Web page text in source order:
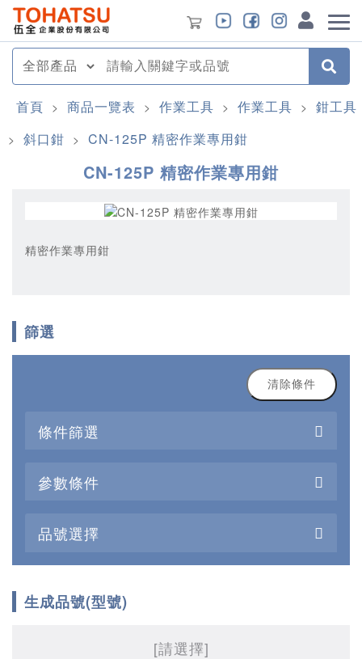
首頁 > 商品一覽表 > 作業工具 > 作業工具 > 鉗工具
> 斜口鉗 > CN-125P 精密作業專用鉗
CN-125P 精密作業專用鉗
精密作業專用鉗
篩選
清除條件
條件篩選
參數條件
品號選擇
生成品號(型號)
[請選擇]